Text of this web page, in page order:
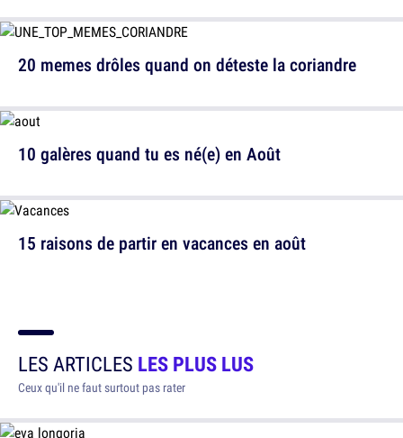
10 galères quand tu es né(e) en Août
20 memes drôles quand on déteste la coriandre
15 raisons de partir en vacances en août
LES ARTICLES LES PLUS LUS
Ceux qu'il ne faut surtout pas rater